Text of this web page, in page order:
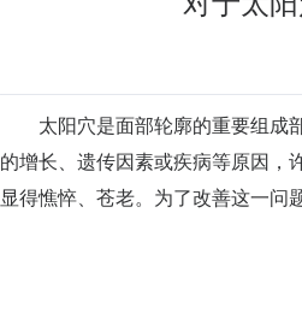
太阳穴是面部轮廓的重要组成部
的增长、遗传因素或疾病等原因，
显得憔悴、苍老。为了改善这一问